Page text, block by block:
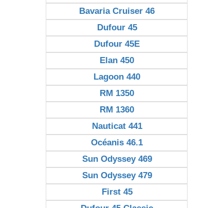
Bavaria Cruiser 46
Dufour 45
Dufour 45E
Elan 450
Lagoon 440
RM 1350
RM 1360
Nauticat 441
Océanis 46.1
Sun Odyssey 469
Sun Odyssey 479
First 45